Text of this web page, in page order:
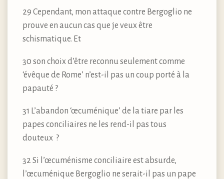
29 Cependant, mon attaque contre Bergoglio ne
prouve en aucun cas que je veux être
schismatique. Et
30 son choix d’être reconnu seulement comme
‘évêque de Rome’ n’est-il pas un coup porté à la
papauté ?
31 L’abandon ‘œcuménique’ de la tiare par les
papes conciliaires ne les rend-il pas tous
douteux ?
32 Si l’œcuménisme conciliaire est absurde,
l’œcuménique Bergoglio ne serait-il pas un pape